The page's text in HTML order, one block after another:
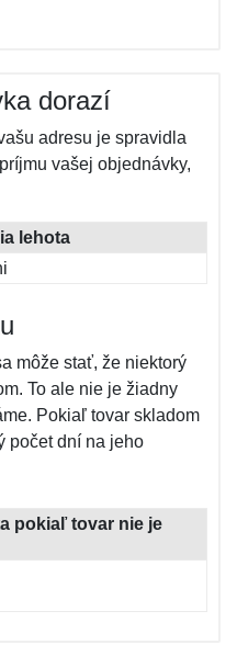
dorazí
adresu je spravidla
vašej objednávky,
lehota
môže stať, že niektorý
To ale nie je žiadny
Pokiaľ tovar skladom
počet dní na jeho
pokiaľ tovar nie je